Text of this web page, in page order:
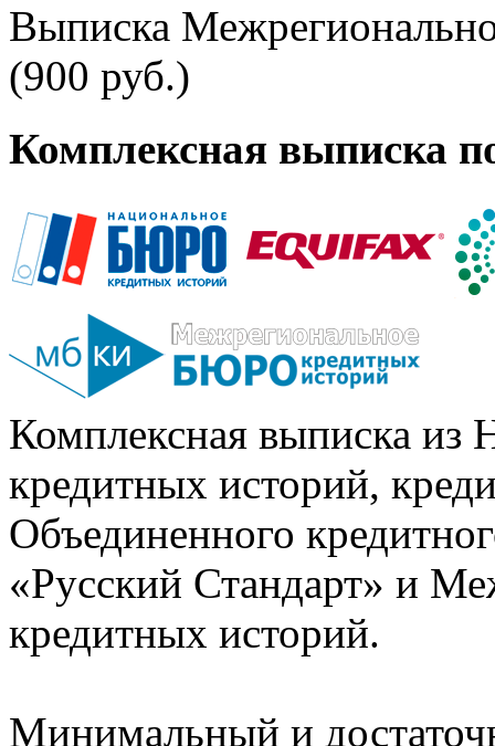
Выписка
(900 руб.)
Комплексная выписка
Комплексная выписка из
кредитных историй,
Объединенного
«Русский Стандарт» и
кредитных историй.
Минимальный и